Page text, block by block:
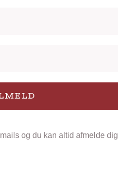
og du kan altid afmelde dig